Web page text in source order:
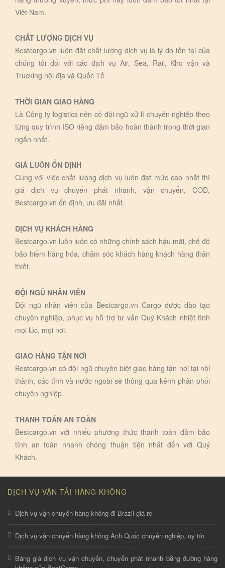
Việt Nam.
CHẤT LƯỢNG DỊCH VỤ
Bestcargo.vn luôn đặt chất lượng dịch vụ là lý do tồn tại của
chúng tôi đối với các dịch vụ Air, Sea, Rail, Kho vận và
Trucking nội địa và Quốc Tế
THỜI GIAN GIAO HÀNG
Là Công ty logistics nên có đội ngũ xử lí chuyên nghiệp theo
từng quy trình ISO riêng đảm bảo hoàn thành trong thời gian
ngắn nhất.
GIÁ LUÔN ỔN ĐỊNH
Cùng với việc chất lượng dịch vụ luôn đạt mức cao nhất thì
giá dịch vụ chuyển phát nhanh, vận chuyển, COD,
Bestcargo.vn ổn định, ưu đãi nhất.
DỊCH VỤ KHÁCH HÀNG
Bestcargo.vn luôn luôn có những chính sách hậu mãi, chế độ
bảo hiểm hàng hóa, chăm sóc khách hàng khách hàng thân
thiết.
ĐỘI NGŨ NHÂN VIÊN
Đội ngũ nhân viên của Bestcargo.vn Cargo được đào tạo
chuyên nghiệp, phục vụ hỗ trợ tư vấn Quý Khách nhiệt tình
mọi lúc, mọi nơi.
GIAO HÀNG TẬN NƠI
Bestcargo.vn có đội ngũ chuyên biệt giao hàng tận nơi tại nội
thành, các tỉnh và nước ngoài sẽ thông qua kênh phân phối
chuyên nghiệp.
THANH TOÁN AN TOÀN
Bestcargo.vn với nhiếu phương thức thanh toán đảm bảo
tính an toàn nhanh chóng thuận tiện nhất đến với Quý
Khách.
DỊCH VỤ VẬN TẢI HÀNG KHÔNG
Dịch vụ vận chuyển hàng không đi Brazil giá rẻ
Dịch vụ vận chuyển hàng không Anh Quốc chuyên nghiệp, uy tín
Bảng giá dịch vụ vận chuyển, chuyển phát nhanh bằng đường hàng